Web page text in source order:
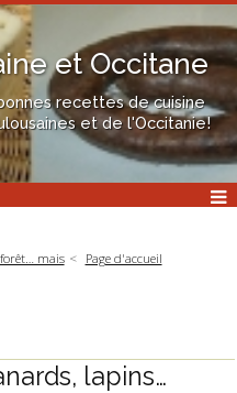
et Occitane
recettes de cuisine
et de l'Occitanie!
mais
Page d'accueil
lapins…